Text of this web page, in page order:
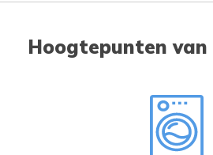
Hoogtepunten